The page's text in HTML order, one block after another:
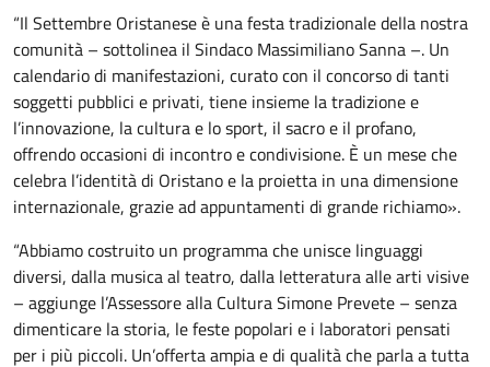
“Il Settembre Oristanese è una festa tradizionale della nostra
comunità – sottolinea il Sindaco Massimiliano Sanna –. Un
calendario di manifestazioni, curato con il concorso di tanti
soggetti pubblici e privati, tiene insieme la tradizione e
l’innovazione, la cultura e lo sport, il sacro e il profano,
offrendo occasioni di incontro e condivisione. È un mese che
celebra l’identità di Oristano e la proietta in una dimensione
internazionale, grazie ad appuntamenti di grande richiamo».
“Abbiamo costruito un programma che unisce linguaggi
diversi, dalla musica al teatro, dalla letteratura alle arti visive
– aggiunge l’Assessore alla Cultura Simone Prevete – senza
dimenticare la storia, le feste popolari e i laboratori pensati
per i più piccoli. Un’offerta ampia e di qualità che parla a tutta